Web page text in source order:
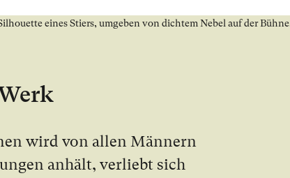
wird von al­len Män­nern
an­hält, ver­liebt sich